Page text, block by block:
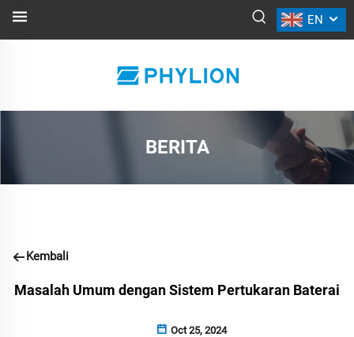
EN
BERITA
Kembali
Masalah Umum dengan Sistem Pertukaran Baterai
Oct 25, 2024